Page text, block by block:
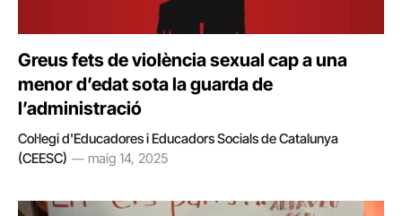
Greus fets de violència sexual cap a una
menor d’edat sota la guarda de
l’administració
Col·legi d'Educadores i Educadors Socials de Catalunya
(CEESC)
maig 14, 2025